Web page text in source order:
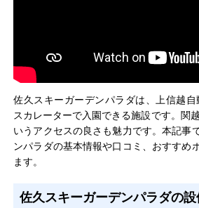
佐久スキーガーデンパラダは、上信越
スカレーターで入園できる施設です。関
いうアクセスの良さも魅力です。本記事
ンパラダの基本情報や口コミ、おすすめ
ます。
佐久スキーガーデンパラダの設